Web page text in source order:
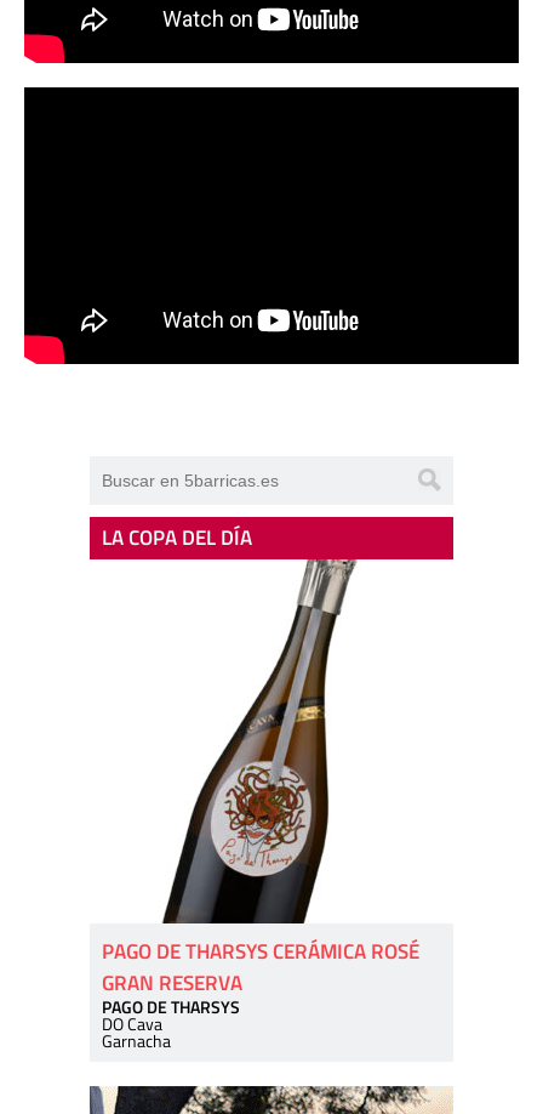
LA COPA DEL DÍA
PAGO DE THARSYS CERÁMICA ROSÉ
GRAN RESERVA
PAGO DE THARSYS
DO Cava
Garnacha